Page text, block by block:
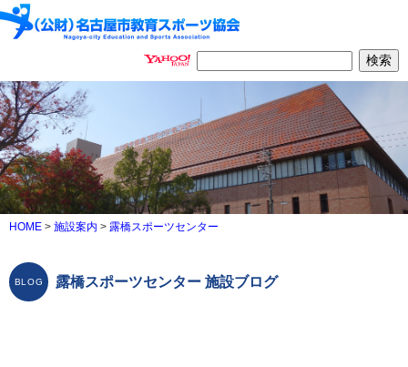
HOME > 施設案内 > 露橋スポーツセンター
露橋スポーツセンター 施設ブログ